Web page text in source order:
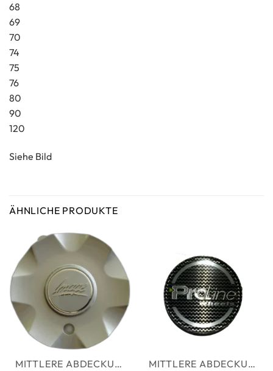
68
69
70
74
75
76
80
90
120
Siehe Bild
ÄHNLICHE PRODUKTE
MITTLERE ABDECKUNGEN
MITTLERE ABDECKUNGEN